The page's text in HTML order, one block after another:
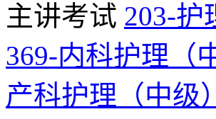
主讲考试 203-护
369-内科护理（
产科护理（中级）